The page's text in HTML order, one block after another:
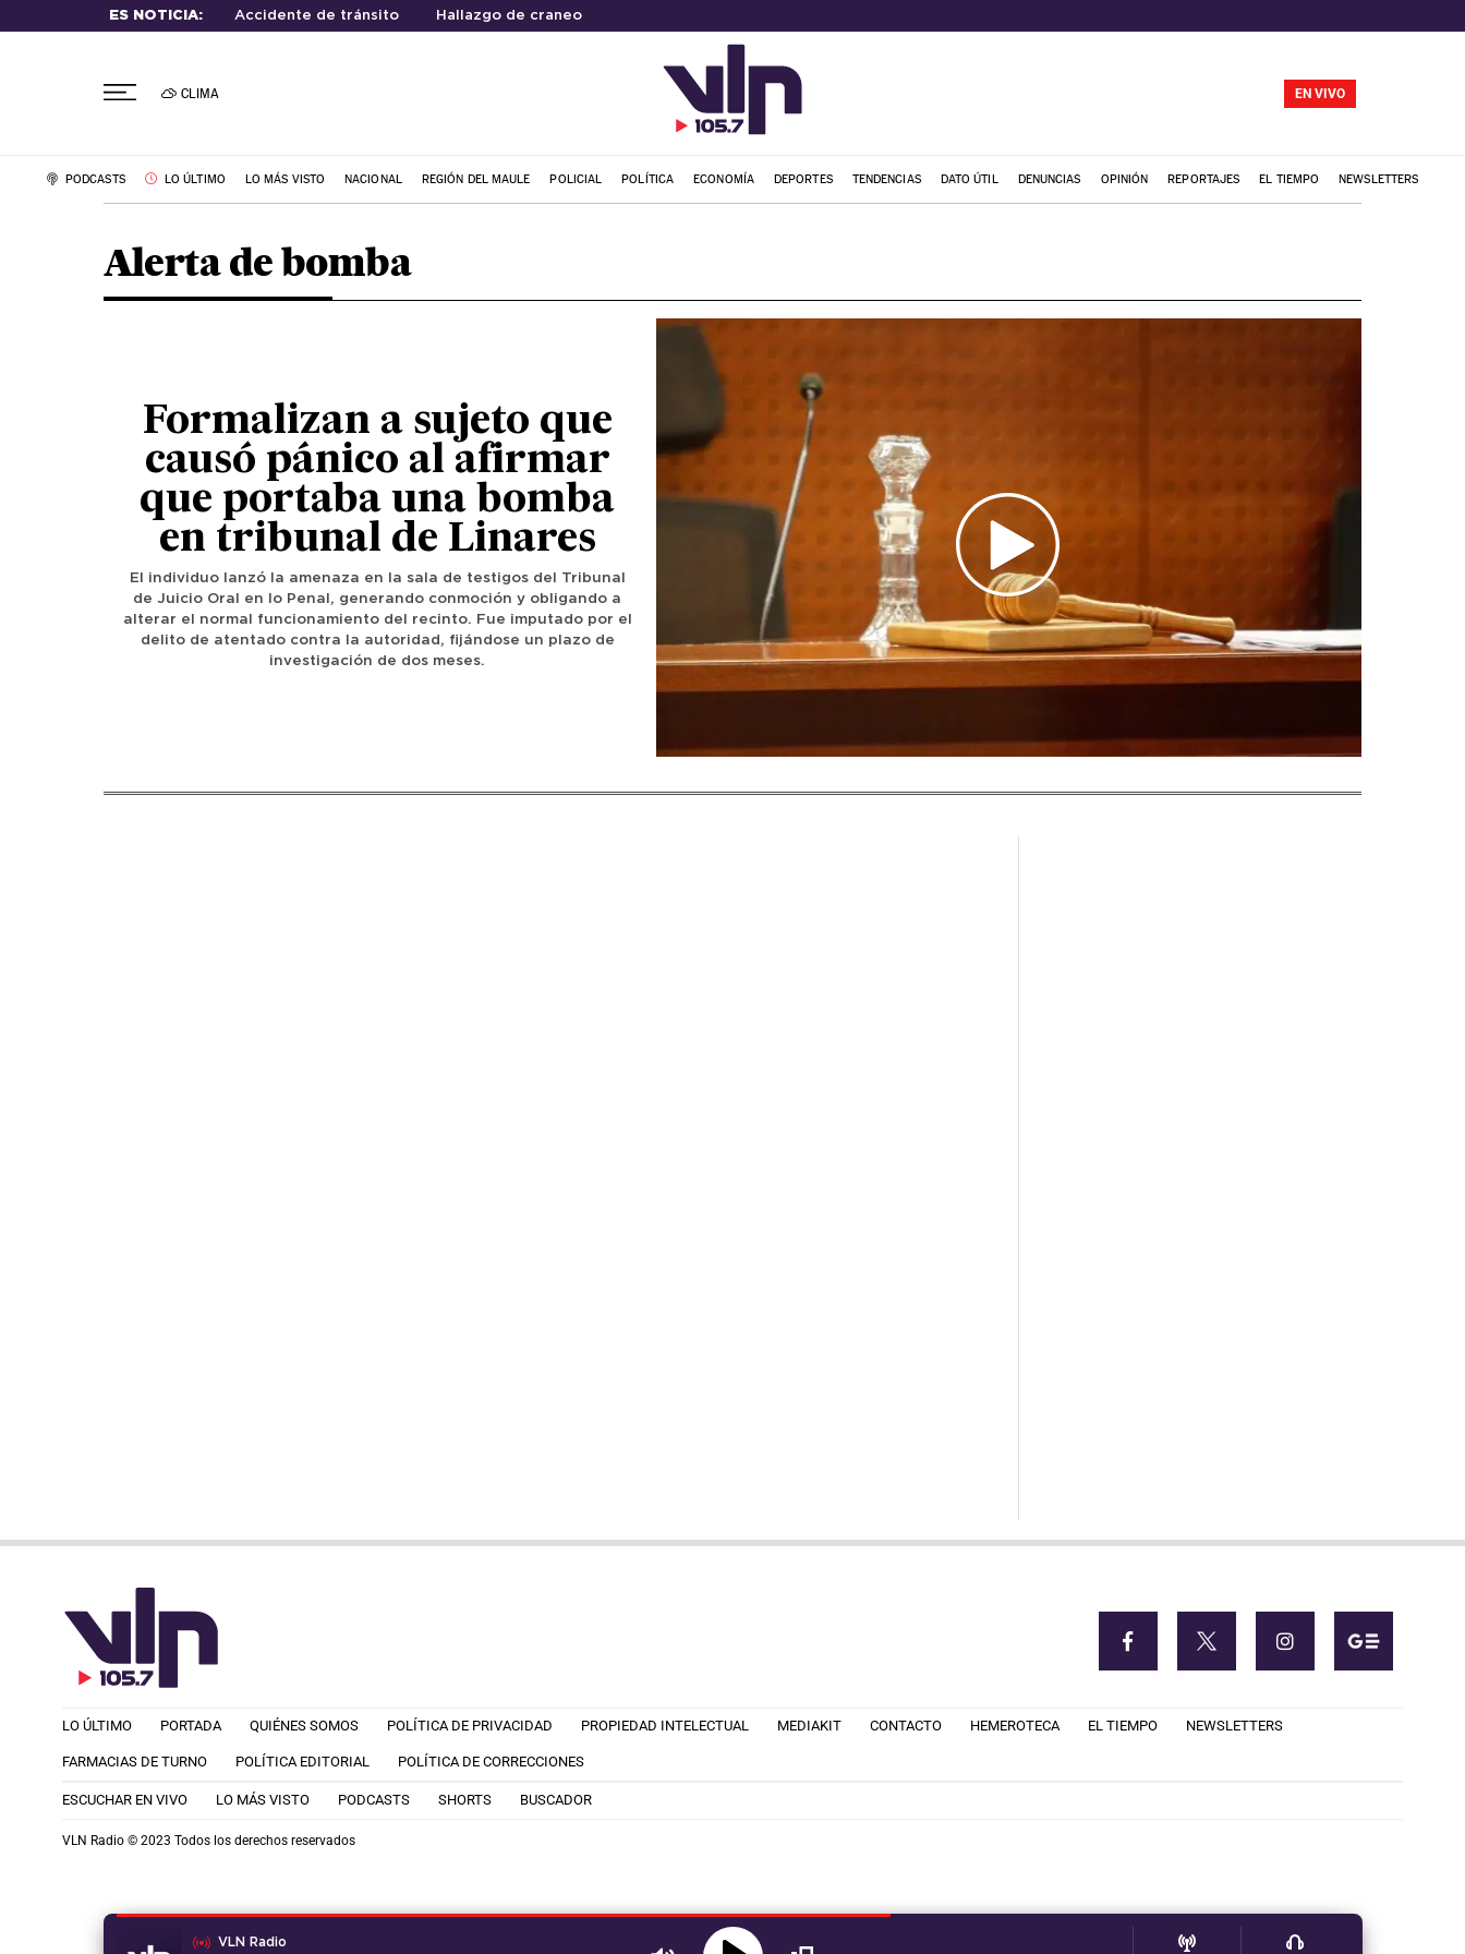
ES NOTICIA: Accidente de tránsito Hallazgo de craneo
CLIMA EN VIVO
PODCASTS LO ÚLTIMO LO MÁS VISTO NACIONAL REGIÓN DEL MAULE POLICIAL POLÍTICA ECONOMÍA DEPORTES TENDENCIAS DATO ÚTIL DENUNCIAS OPINIÓN REPORTAJES EL TIEMPO NEWSLETTERS
Alerta de bomba
Formalizan a sujeto que
causó pánico al afirmar
que portaba una bomba
en tribunal de Linares
El individuo lanzó la amenaza en la sala de testigos del Tribunal
de Juicio Oral en lo Penal, generando conmoción y obligando a
alterar el normal funcionamiento del recinto. Fue imputado por el
delito de atentado contra la autoridad, fijándose un plazo de
investigación de dos meses.
VLN Radio
LO ÚLTIMO PORTADA QUIÉNES SOMOS POLÍTICA DE PRIVACIDAD PROPIEDAD INTELECTUAL MEDIAKIT CONTACTO HEMEROTECA EL TIEMPO NEWSLETTERS
FARMACIAS DE TURNO POLÍTICA EDITORIAL POLÍTICA DE CORRECCIONES
ESCUCHAR EN VIVO LO MÁS VISTO PODCASTS SHORTS BUSCADOR
VLN Radio © 2023 Todos los derechos reservados